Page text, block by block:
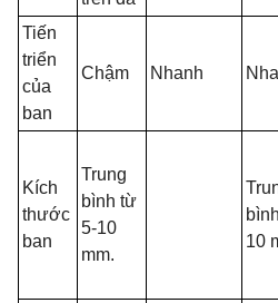
Tiến
triển
của
ban
Chậm Nhanh
Kích
thước
ban
Trung
bình từ
5-10
mm.
10